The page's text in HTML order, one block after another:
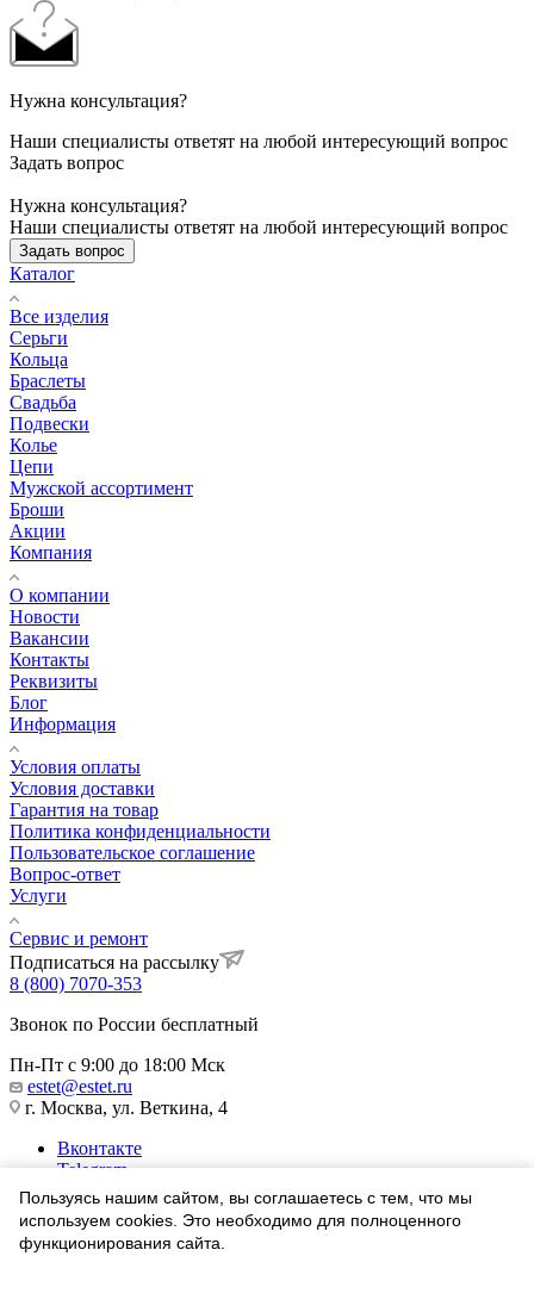
Нужна консультация?
Наши специалисты ответят на любой интересующий вопрос
Задать вопрос
Нужна консультация?
Наши специалисты ответят на любой интересующий вопрос
Задать вопрос
Каталог
Все изделия
Серьги
Кольца
Браслеты
Свадьба
Подвески
Колье
Цепи
Мужской ассортимент
Броши
Акции
Компания
О компании
Новости
Вакансии
Контакты
Реквизиты
Блог
Информация
Условия оплаты
Условия доставки
Гарантия на товар
Политика конфиденциальности
Пользовательское соглашение
Вопрос-ответ
Услуги
Сервис и ремонт
Подписаться на рассылку
8 (800) 7070-353
Звонок по России бесплатный
Пн-Пт с 9:00 до 18:00 Мск
estet@estet.ru
г. Москва, ул. Веткина, 4
Вконтакте
Telegram
Одноклассники
WhatsApp
1991-2026 © Ювелирный Дом ЭСТЕТ
Пользуясь нашим сайтом, вы соглашаетесь с тем, что мы
используем cookies. Это необходимо для полноценного
функционирования сайта.